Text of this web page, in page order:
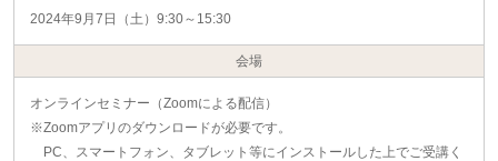
2024年9月7日（土）9:30～15:30
会場
オンラインセミナー（Zoomによる配信）
※Zoomアプリのダウンロードが必要です。
PC、スマートフォン、タブレット等にインストールした上でご受講く